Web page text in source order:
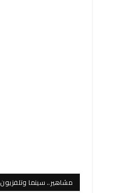
مشاهير.. سينما وتلفزيون